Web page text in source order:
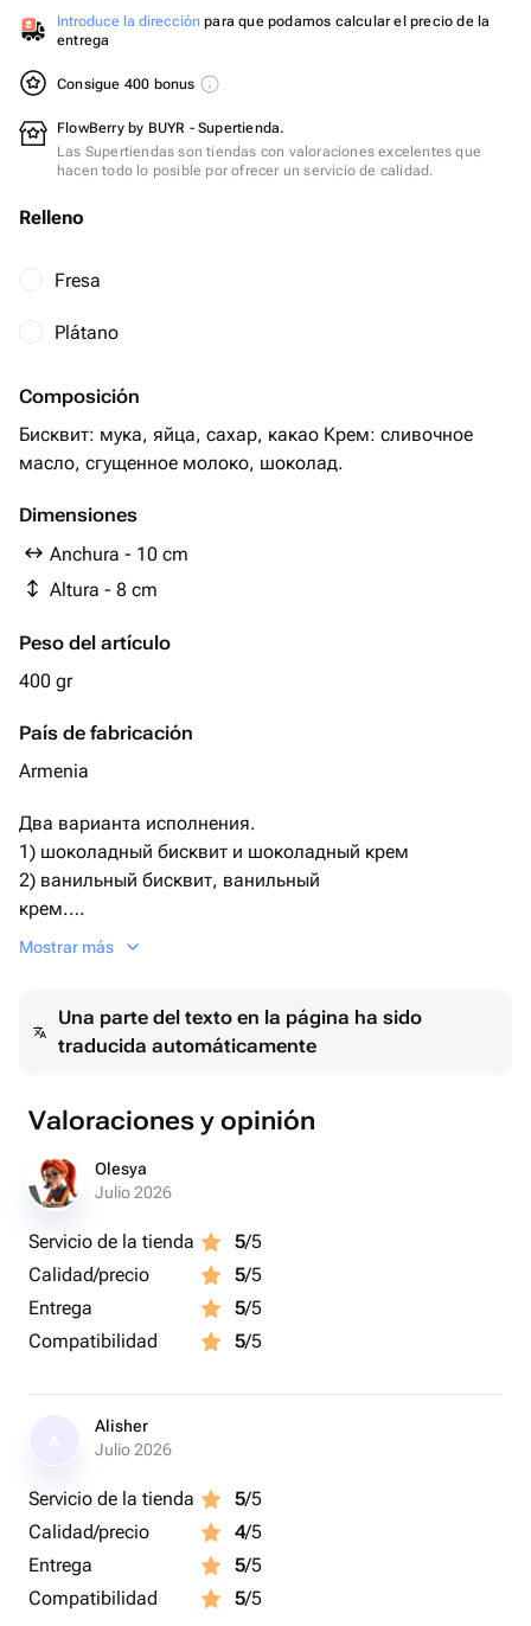
Introduce la dirección para que podamos calcular el precio de la
entrega
Consigue 400 bonus
FlowBerry by BUYR - Supertienda.
Las Supertiendas son tiendas con valoraciones excelentes que
hacen todo lo posible por ofrecer un servicio de calidad.
Relleno
Fresa
Plátano
Composición
Бисквит: мука, яйца, сахар, какао Крем: сливочное
Dimensiones
Anchura - 10 cm
Altura - 8 cm
Peso del artículo
400 gr
País de fabricación
Armenia
Два варианта исполнения.
1) шоколадный бисквит и шоколадный крем
2) ванильный бисквит, ванильный
крем.
По умолчанию поставляется первый вариант.
С 23 февраля
Mostrar más
Una parte del texto en la página ha sido
traducida automáticamente
Valoraciones y opinión
Olesya
Julio 2026
Servicio de la tienda 5/5
Calidad/precio
5/5
Entrega
5/5
Compatibilidad
5/5
Alisher
Julio 2026
Servicio de la tienda 5/5
Calidad/precio
4/5
Entrega
5/5
Compatibilidad
5/5